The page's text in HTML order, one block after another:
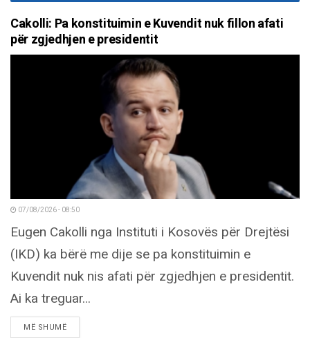
Cakolli: Pa konstituimin e Kuvendit nuk fillon afati
për zgjedhjen e presidentit
07/08/2026 - 08:50
Eugen Cakolli nga Instituti i Kosovës për Drejtësi
(IKD) ka bërë me dije se pa konstituimin e
Kuvendit nuk nis afati për zgjedhjen e presidentit.
Ai ka treguar...
MË SHUMËDETAILS